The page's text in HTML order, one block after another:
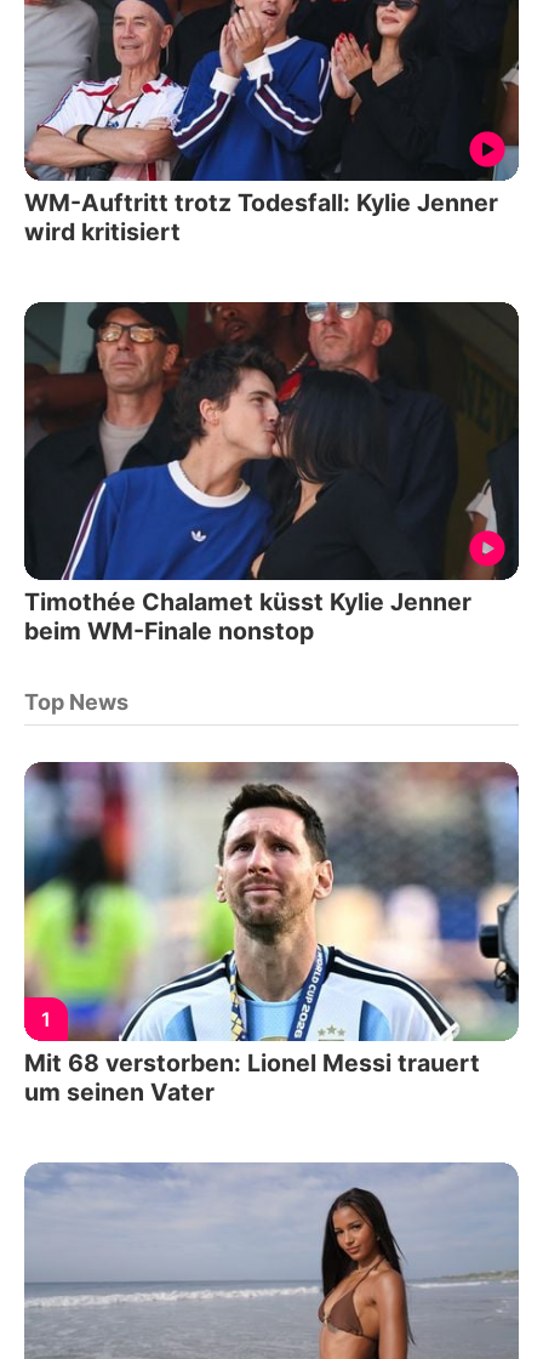
WM-Auftritt trotz Todesfall: Kylie Jenner
wird kritisiert
Timothée Chalamet küsst Kylie Jenner
beim WM-Finale nonstop
Top News
1
Mit 68 verstorben: Lionel Messi trauert
um seinen Vater